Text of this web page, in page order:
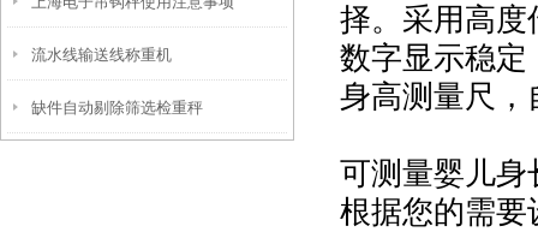
法？
流水线输送线称重机
缺件自动剔除筛选检重秤
择。采用高度
数字显示稳定
身高测量尺，
可测量婴儿身
根据您的需要